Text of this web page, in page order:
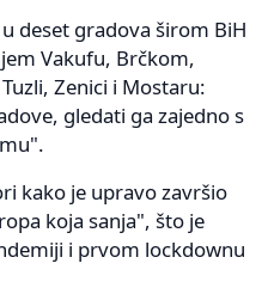
deset gradova širom BiH
Vakufu, Brčkom,
Zenici i Mostaru:
gledati ga zajedno s
kako je upravo završio
koja sanja", što je
i prvom lockdownu